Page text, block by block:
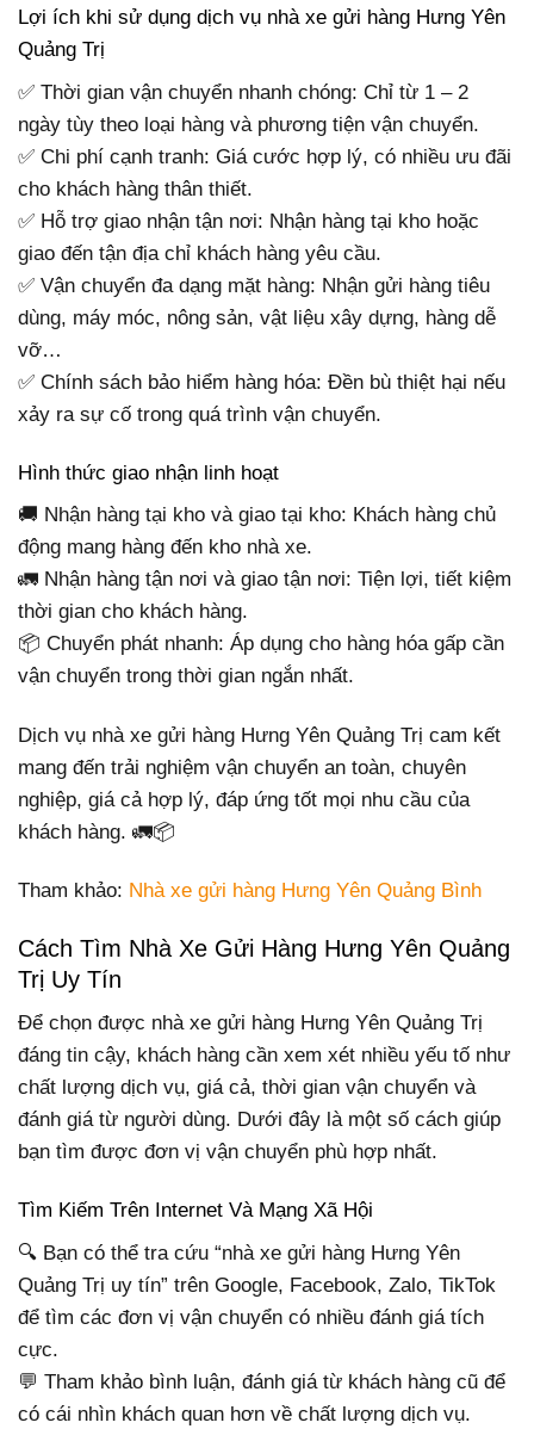
Lợi ích khi sử dụng dịch vụ nhà xe gửi hàng Hưng Yên
Quảng Trị
✅ Thời gian vận chuyển nhanh chóng: Chỉ từ 1 – 2
ngày tùy theo loại hàng và phương tiện vận chuyển.
✅ Chi phí cạnh tranh: Giá cước hợp lý, có nhiều ưu đãi
cho khách hàng thân thiết.
✅ Hỗ trợ giao nhận tận nơi: Nhận hàng tại kho hoặc
giao đến tận địa chỉ khách hàng yêu cầu.
✅ Vận chuyển đa dạng mặt hàng: Nhận gửi hàng tiêu
dùng, máy móc, nông sản, vật liệu xây dựng, hàng dễ
vỡ…
✅ Chính sách bảo hiểm hàng hóa: Đền bù thiệt hại nếu
xảy ra sự cố trong quá trình vận chuyển.
Hình thức giao nhận linh hoạt
🚚 Nhận hàng tại kho và giao tại kho: Khách hàng chủ
động mang hàng đến kho nhà xe.
🚛 Nhận hàng tận nơi và giao tận nơi: Tiện lợi, tiết kiệm
thời gian cho khách hàng.
📦 Chuyển phát nhanh: Áp dụng cho hàng hóa gấp cần
vận chuyển trong thời gian ngắn nhất.
Dịch vụ nhà xe gửi hàng Hưng Yên Quảng Trị cam kết
mang đến trải nghiệm vận chuyển an toàn, chuyên
nghiệp, giá cả hợp lý, đáp ứng tốt mọi nhu cầu của
khách hàng. 🚛📦
Tham khảo: Nhà xe gửi hàng Hưng Yên Quảng Bình
Cách Tìm Nhà Xe Gửi Hàng Hưng Yên Quảng
Trị Uy Tín
Để chọn được nhà xe gửi hàng Hưng Yên Quảng Trị
đáng tin cậy, khách hàng cần xem xét nhiều yếu tố như
chất lượng dịch vụ, giá cả, thời gian vận chuyển và
đánh giá từ người dùng. Dưới đây là một số cách giúp
bạn tìm được đơn vị vận chuyển phù hợp nhất.
Tìm Kiếm Trên Internet Và Mạng Xã Hội
🔍 Bạn có thể tra cứu “nhà xe gửi hàng Hưng Yên
Quảng Trị uy tín” trên Google, Facebook, Zalo, TikTok
để tìm các đơn vị vận chuyển có nhiều đánh giá tích
cực.
💬 Tham khảo bình luận, đánh giá từ khách hàng cũ để
có cái nhìn khách quan hơn về chất lượng dịch vụ.